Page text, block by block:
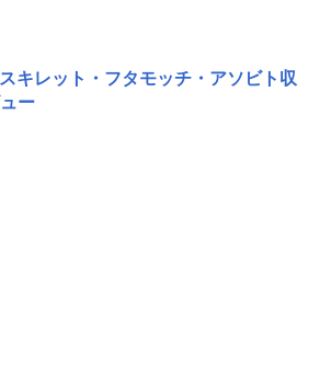
キレット・フタモッチ・アソビト収
ー